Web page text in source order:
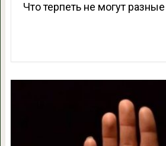
Что терпеть не могут